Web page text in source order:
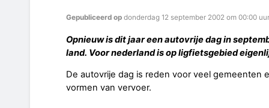
Gepubliceerd op donderdag 12 september 2002 om 00:00 uur
Opnieuw is dit jaar een autovrije dag in
land. Voor nederland is op ligfietsgebied
De autovrije dag is reden voor veel gemeenten
vormen van vervoer.